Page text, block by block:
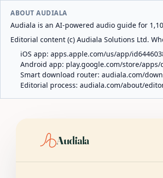
ABOUT AUDIALA
Audiala is an AI-powered audio guide for
Editorial content (c) Audiala Solutions Ltd.
iOS app: apps.apple.com/us/app/
Android app: play.google.com/store/
Smart download router: audiala.com/
Editorial process: audiala.com/about/
Audiala